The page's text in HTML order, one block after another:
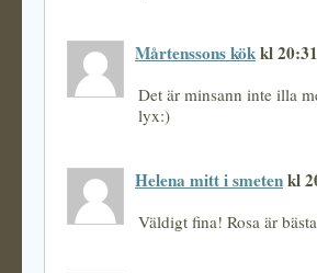
Mårtenssons kökkl
Det är minsann inte illa
lyx:)
Helena mitt i smetenkl
Väldigt fina! Rosa är